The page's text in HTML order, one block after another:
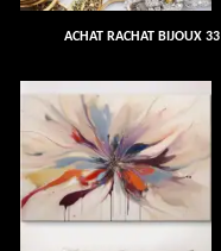
ACHAT RACHAT BIJOUX 33